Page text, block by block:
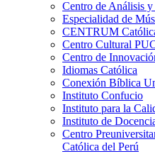
Centro de Análisis
Especialidad de
CENTRUM
Centro Cultural
Centro de
Idiomas Católica
Conexión Bíblica
Instituto Confucio
Instituto para la
Instituto de
Centro
Católica del Perú